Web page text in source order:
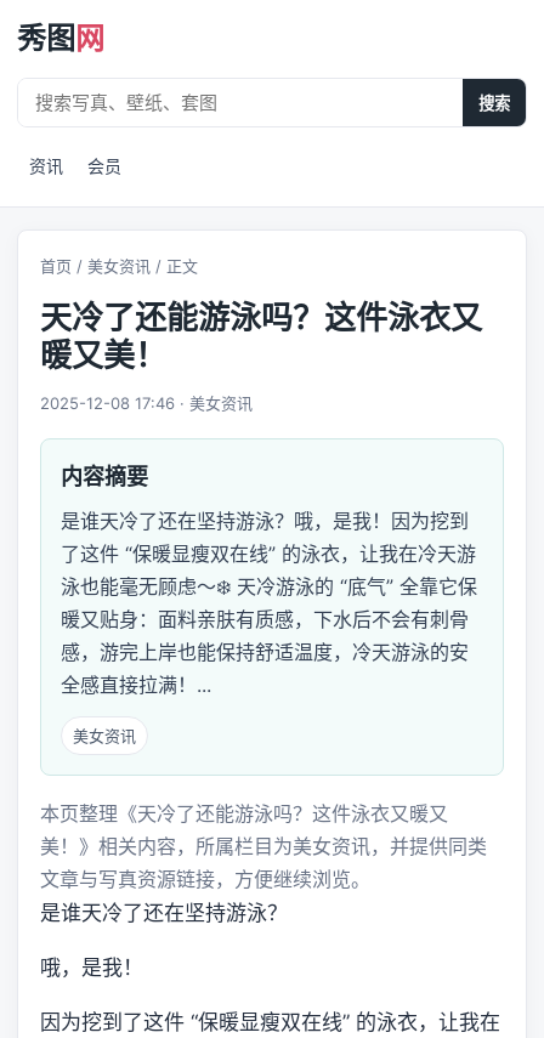
秀图 网
搜索
资讯 会员
首页 / 美女资讯 / 正文
天冷了还能游泳吗？这件泳衣又
暖又美！
2025-12-08 17:46 · 美女资讯
内容摘要
是谁天冷了还在坚持游泳？哦，是我！因为挖到
了这件 “保暖显瘦双在线” 的泳衣，让我在冷天游
泳也能毫无顾虑～❄️ 天冷游泳的 “底气” 全靠它保
暖又贴身：面料亲肤有质感，下水后不会有刺骨
感，游完上岸也能保持舒适温度，冷天游泳的安
全感直接拉满！...
美女资讯
本页整理《天冷了还能游泳吗？这件泳衣又暖又
美！》相关内容，所属栏目为美女资讯，并提供同类
文章与写真资源链接，方便继续浏览。
是谁天冷了还在坚持游泳？
哦，是我！
因为挖到了这件 “保暖显瘦双在线” 的泳衣，让我在